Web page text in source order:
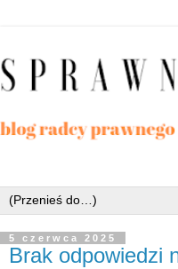
5 czerwca 2025
Brak odpowiedzi